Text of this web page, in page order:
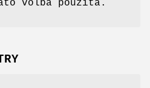
volba použita.